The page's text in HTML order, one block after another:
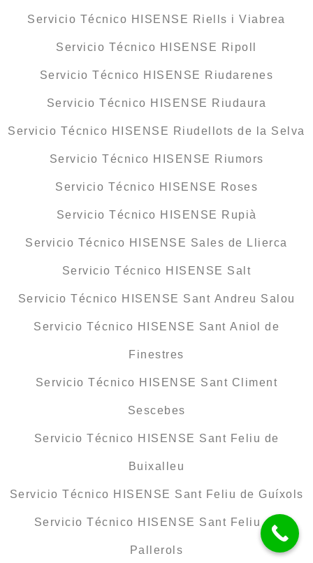
Servicio Técnico HISENSE Riells i Viabrea
Servicio Técnico HISENSE Ripoll
Servicio Técnico HISENSE Riudarenes
Servicio Técnico HISENSE Riudaura
Servicio Técnico HISENSE Riudellots de la Selva
Servicio Técnico HISENSE Riumors
Servicio Técnico HISENSE Roses
Servicio Técnico HISENSE Rupià
Servicio Técnico HISENSE Sales de Llierca
Servicio Técnico HISENSE Salt
Servicio Técnico HISENSE Sant Andreu Salou
Servicio Técnico HISENSE Sant Aniol de
Finestres
Servicio Técnico HISENSE Sant Climent
Sescebes
Servicio Técnico HISENSE Sant Feliu de
Buixalleu
Servicio Técnico HISENSE Sant Feliu de Guíxols
Servicio Técnico HISENSE Sant Feliu de
Pallerols